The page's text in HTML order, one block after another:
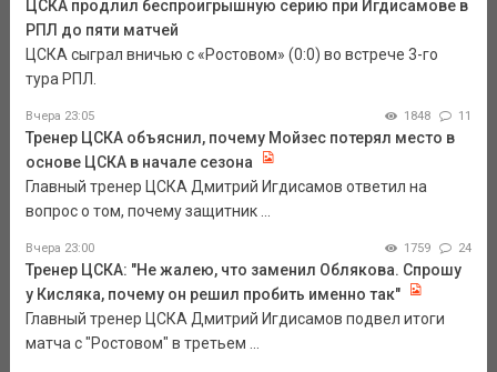
ЦСКА продлил беспроигрышную серию при Игдисамове в
РПЛ до пяти матчей
ЦСКА сыграл вничью с «Ростовом» (0:0) во встрече 3-го
тура РПЛ.
Вчера 23:05 1848 11
Тренер ЦСКА объяснил, почему Мойзес потерял место в
основе ЦСКА в начале сезона
Главный тренер ЦСКА Дмитрий Игдисамов ответил на
вопрос о том, почему защитник ...
Вчера 23:00 1759 24
Тренер ЦСКА: "Не жалею, что заменил Облякова. Спрошу
у Кисляка, почему он решил пробить именно так"
Главный тренер ЦСКА Дмитрий Игдисамов подвел итоги
матча с "Ростовом" в третьем ...